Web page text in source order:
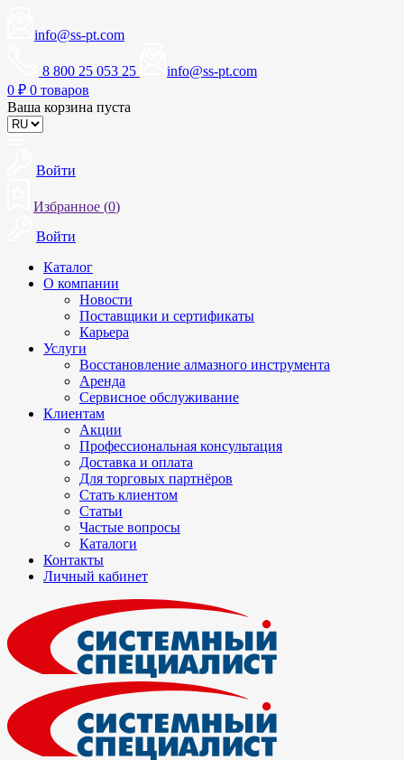
info@ss-pt.com
8 800 25 053 25
info@ss-pt.com
0 ₽ 0 товаров
Ваша корзина пуста
Войти
Избранное (0)
Войти
Каталог
О компании
Новости
Поставщики и сертификаты
Карьера
Услуги
Восстановление алмазного инструмента
Аренда
Сервисное обслуживание
Клиентам
Акции
Профессиональная консультация
Доставка и оплата
Для торговых партнёров
Стать клиентом
Статьи
Частые вопросы
Каталоги
Контакты
Личный кабинет